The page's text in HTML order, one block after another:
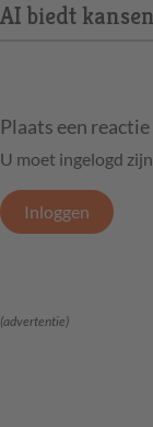
AI biedt
Plaats een reactie
U moet ingelogd
Inloggen
(advertentie)